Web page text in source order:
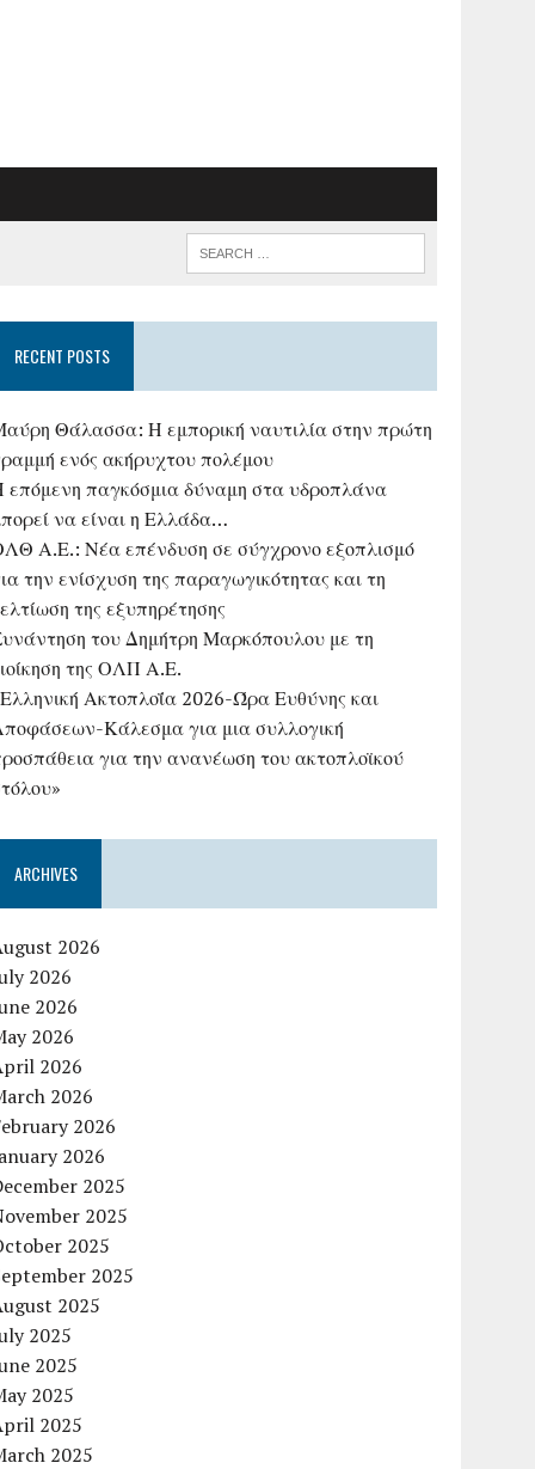
RECENT POSTS
Θάλασσα: Η εμπορική ναυτιλία στην πρώτη
ενός ακήρυχτου πολέμου
επόμενη παγκόσμια δύναμη στα υδροπλάνα
να είναι η Ελλάδα…
Α.Ε.: Νέα επένδυση σε σύγχρονο εξοπλισμό
την ενίσχυση της παραγωγικότητας και τη
της εξυπηρέτησης
του Δημήτρη Μαρκόπουλου με τη
της ΟΛΠ Α.Ε.
Ακτοπλοΐα 2026-Ώρα Ευθύνης και
Κάλεσμα για μια συλλογική
για την ανανέωση του ακτοπλοϊκού
ARCHIVES
2026
2026
2026
2026
2026
2026
2026
2026
2025
2025
2025
2025
2025
2025
2025
2025
2025
2025